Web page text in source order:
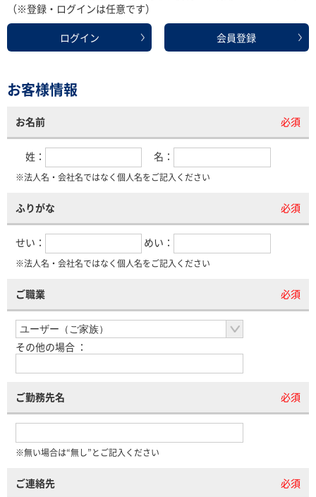
（※登録・ログインは任意です）
ログイン 会員登録
お客様情報
お名前 必須
姓： 名：
※法人名・会社名ではなく個人名をご記入ください
ふりがな 必須
せい： めい：
※法人名・会社名ではなく個人名をご記入ください
ご職業 必須
その他の場合 ：
ご勤務先名 必須
※無い場合は“無し”とご記入ください
ご連絡先 必須